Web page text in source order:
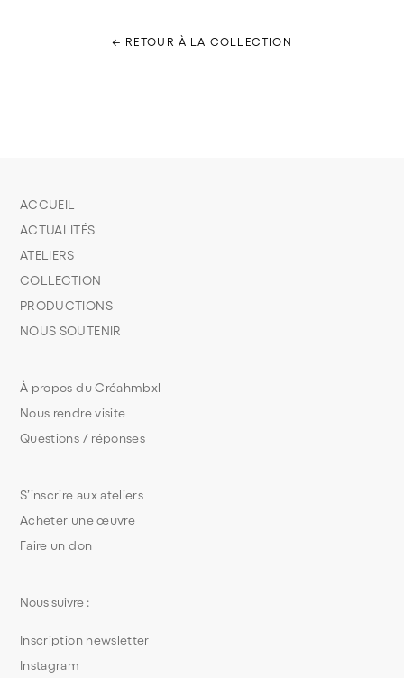
← RETOUR À LA COLLECTION
S’inscrire aux ateliers
Acheter une œuvre
Faire un don
À propos du Créahmbxl
Nous rendre visite
Questions / réponses
ACCUEIL
ACTUALITÉS
ATELIERS
COLLECTION
PRODUCTIONS
NOUS SOUTENIR
Nous suivre :
Inscription newsletter
Instagram